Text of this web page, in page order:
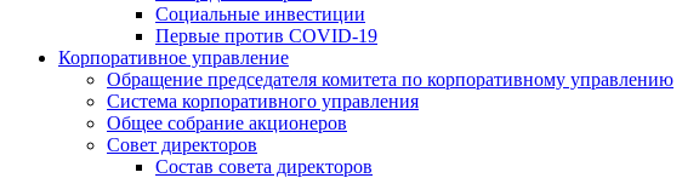
Социальные инвестиции
Первые против COVID‑19
Корпоративное управление
Обращение председателя комитета по корпоративному управлению
Система корпоративного управления
Общее собрание акционеров
Совет директоров
Состав совета директоров